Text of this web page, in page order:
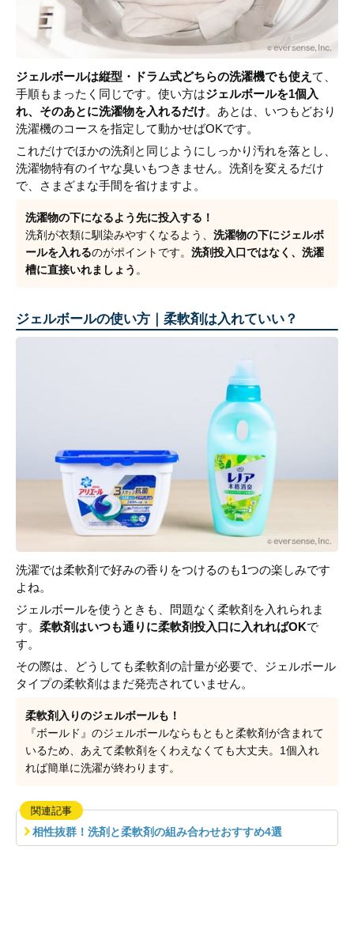
ジェルボールは縦型・ドラム式どちらの洗濯機でも使え て、
手順もまったく同じです。使い方はジェルボールを1個入
れ、そのあとに洗濯物を入れるだけ。あとは、いつもどおり
洗濯機のコースを指定して動かせばOKです。
これだけでほかの洗剤と同じようにしっかり汚れを落とし、
洗濯物特有のイヤな臭いもつきません。洗剤を変えるだけ
で、さまざまな手間を省けますよ。
洗濯物の下になるよう先に投入する！
洗剤が衣類に馴染みやすくなるよう、 洗濯物の下にジェルボ
ールを入れるのがポイントです。 洗剤投入口ではなく、洗濯
槽に直接いれましょう 。
ジェルボールの使い方｜柔軟剤は入れていい？
洗濯では柔軟剤で好みの香りをつけるのも1つの楽しみです
よね。
ジェルボールを使うときも、問題なく柔軟剤を入れられま
す。 柔軟剤はいつも通りに柔軟剤投入口に入れればOKで
す。
その際は、どうしても柔軟剤の計量が必要で、ジェルボール
タイプの柔軟剤はまだ発売されていません。
柔軟剤入りのジェルボールも！
『ボールド』のジェルボールならもともと柔軟剤が含まれて
いるため、あえて柔軟剤をくわえなくても大丈夫。1個入れ
れば簡単に洗濯が終わります。
関連記事
相性抜群！洗剤と柔軟剤の組み合わせおすすめ4選